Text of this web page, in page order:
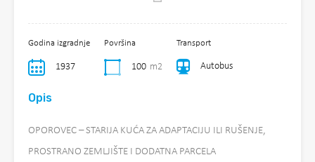
Godina izgradnje
1937
Površina
100 m2
Transport
Autobus
Opis
OPOROVEC – STARIJA KUĆA ZA ADAPTACIJU ILI RUŠENJE,
PROSTRANO ZEMLJIŠTE I DODATNA PARCELA